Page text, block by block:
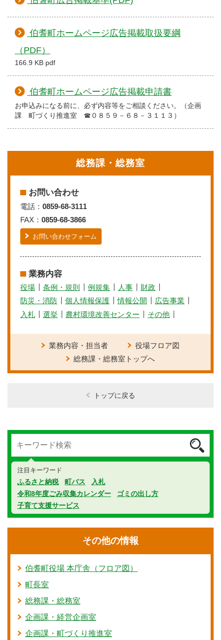
伯耆町ホームページ広告掲載取扱要綱
（PDF）
166.9 KB pdf
伯耆町ホームページ広告掲載申請書
お申込みになる前に、必ず内容等をご相談ください。（企画
課 町づくり推進室 ☎０８５９－６８－３１１３）
総務課・総務室
お問い合わせ
電話： 0859-68-3111
FAX： 0859-68-3866
お問い合わせフォーム
業務内容
役場 条例・規則 例規集 人事
財政
防災・消防
個人情報保護 情報公開
広告事業
入札
選挙 農村環境改善センター その他
業務内容・担当者
役場フロア図
総務課・総務室トップへ
トップに戻る
注目キーワード
ふるさと納税 町バス
入札
令和8年度ごみ収集カレンダー
ゴミの出し方
子育て支援サービス
その他の情報
伯耆町役場 本庁舎（フロア図）
町長室
総務課・総務室
企画課・経営企画室
企画課・町づくり推進室